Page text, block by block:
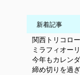
新着記事
関西トリコロ
ミラフィオー
今年もカレン
締め切りを過